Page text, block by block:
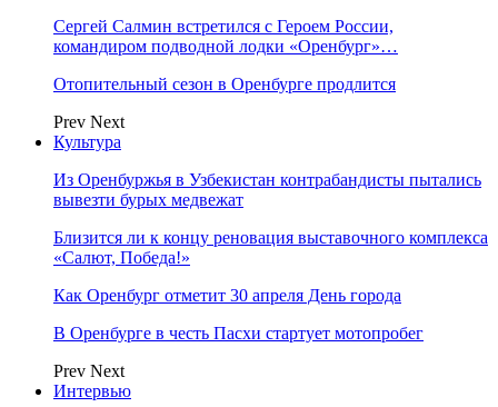
Сергей Салмин встретился с Героем России,
командиром подводной лодки «Оренбург»…
Отопительный сезон в Оренбурге продлится
Prev Next
Культура
Из Оренбуржья в Узбекистан контрабандисты пытались
вывезти бурых медвежат
Близится ли к концу реновация выставочного комплекса
«Салют, Победа!»
Как Оренбург отметит 30 апреля День города
В Оренбурге в честь Пасхи стартует мотопробег
Prev Next
Интервью